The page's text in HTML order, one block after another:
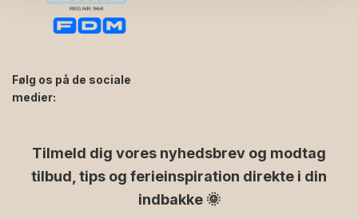
Følg os på de sociale
medier:
Tilmeld dig vores nyhedsbrev og modtag
tilbud, tips og ferieinspiration direkte i din
indbakke 🌞